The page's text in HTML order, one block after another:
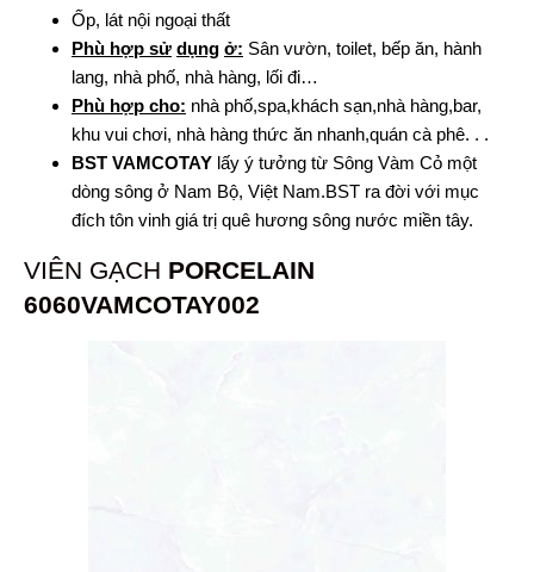
Ốp, lát nội ngoại thất
Phù hợp sử dụng ở: Sân vườn, toilet, bếp ăn, hành
lang, nhà phố, nhà hàng, lối đi…
Phù hợp cho: nhà phố,spa,khách sạn,nhà hàng,bar,
khu vui chơi, nhà hàng thức ăn nhanh,quán cà phê. . .
BST VAMCOTAY lấy ý tưởng từ Sông Vàm Cỏ một
dòng sông ở Nam Bộ, Việt Nam.BST ra đời với mục
đích tôn vinh giá trị quê hương sông nước miền tây.
VIÊN GẠCH PORCELAIN
6060VAMCOTAY002